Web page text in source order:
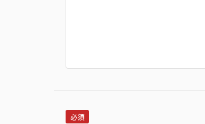
必須